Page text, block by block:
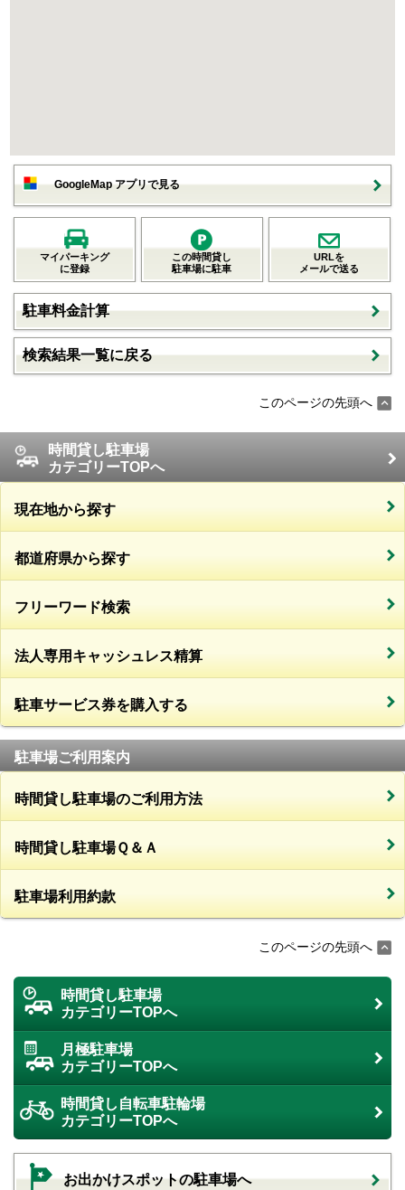
GoogleMap アプリで見る
マイパーキング
に登録
この時間貸し
駐車場に駐車
URLを
メールで送る
駐車料金計算
検索結果一覧に戻る
このページの先頭へ
時間貸し駐車場
カテゴリーTOPへ
現在地から探す
都道府県から探す
フリーワード検索
法人専用キャッシュレス精算
駐車サービス券を購入する
駐車場ご利用案内
時間貸し駐車場のご利用方法
時間貸し駐車場Ｑ＆Ａ
駐車場利用約款
このページの先頭へ
時間貸し駐車場
カテゴリーTOPへ
月極駐車場
カテゴリーTOPへ
時間貸し自転車駐輪場
カテゴリーTOPへ
お出かけスポットの駐車場へ